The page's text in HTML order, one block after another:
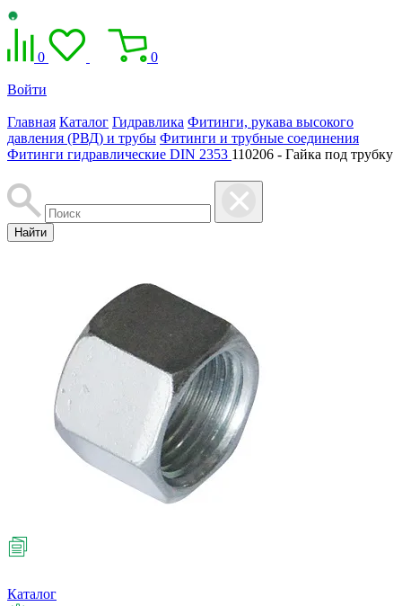
0 0
Войти
Главная Каталог Гидравлика Фитинги, рукава высокого
давления (РВД) и трубы Фитинги и трубные соединения
Фитинги гидравлические DIN 2353 110206 - Гайка под трубку
Найти
Каталог